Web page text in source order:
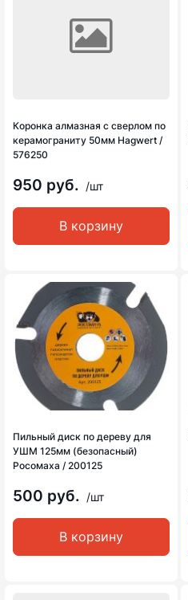
Коронка алмазная с сверлом по
керамограниту 50мм Hagwert /
576250
950 руб. /шт
В корзину
Пильный диск по дереву для
УШМ 125мм (безопасный)
Росомаха / 200125
500 руб. /шт
В корзину